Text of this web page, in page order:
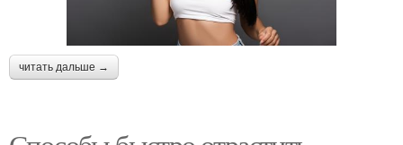
читать дальше →